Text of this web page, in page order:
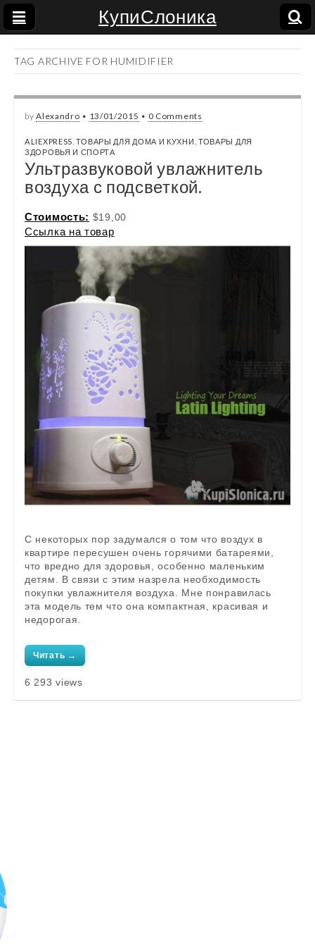
КупиСлоника
TAG ARCHIVE FOR HUMIDIFIER
byAlexandro • 13/01/2015 • 0 Comments
ALIEXPRESS ,ТОВАРЫ ДЛЯ ДОМА И КУХНИ ТОВАРЫ ДЛЯ
ЗДОРОВЬЯ И СПОРТА
Ультразвуковой увлажнитель
воздуха с подсветкой.
Стоимость: $19,00
Ссылка на товар
С некоторых пор задумался о том что воздух в
квартире пересушен очень горячими батареями,
что вредно для здоровья, особенно маленьким
детям. В связи с этим назрела необходимость
покупки увлажнителя воздуха. Мне понравилась
эта модель тем что она компактная, красивая и
недорогая.
Читать →
6 293 views